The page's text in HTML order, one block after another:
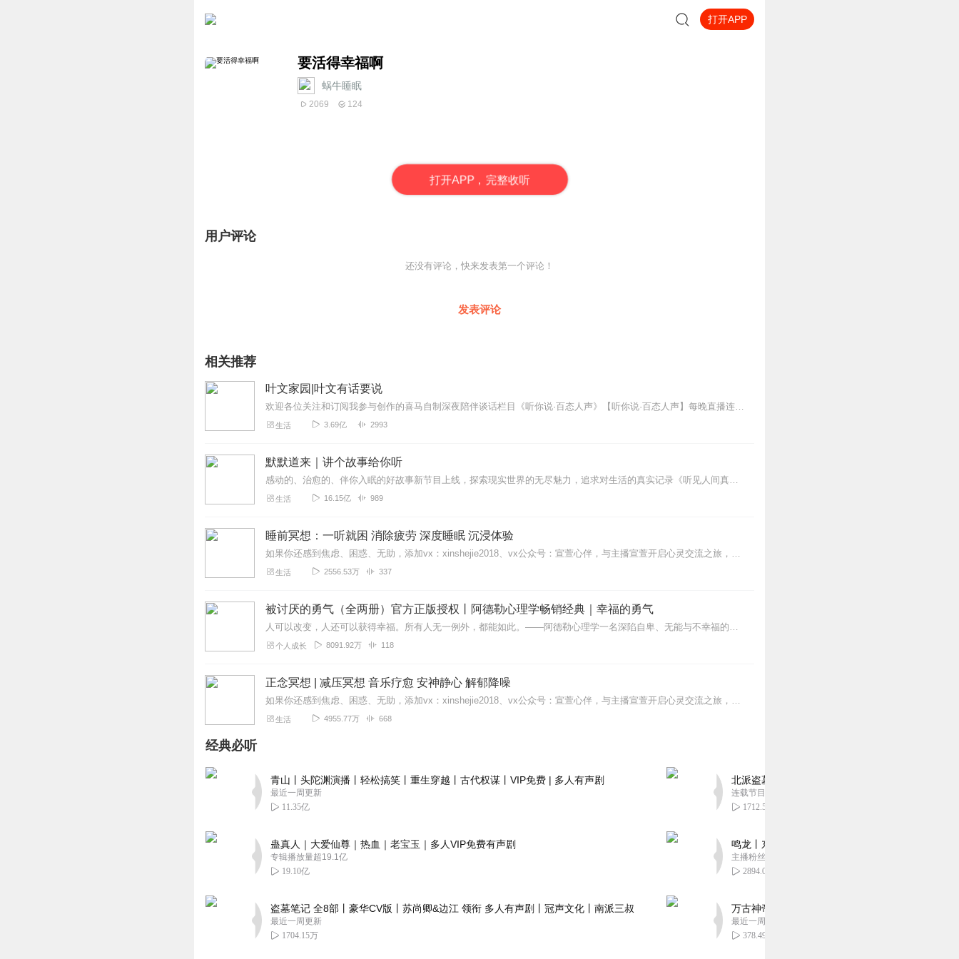
打开APP
要活得幸福啊
蜗牛睡眠
2069 124
打开APP，完整收听
用户评论
还没有评论，快来发表第一个评论！
发表评论
相关推荐
叶文家园|叶文有话要说
欢迎各位关注和订阅我参与创作的喜马自制深夜陪伴谈话栏目《听你说·百态人声》【听你说·百态人声】每晚直播连线真实人间故事|叶文现场互动中|人间冷暖，抱团取暖每周...
生活 3.69亿 2993
默默道来｜讲个故事给你听
感动的、治愈的、伴你入眠的好故事新节目上线，探索现实世界的无尽魅力，追求对生活的真实记录《听见人间真相》（点击名称，直达专辑）网易人间故事集持续更新中，邀您关注...
生活 16.15亿 989
睡前冥想：一听就困 消除疲劳 深度睡眠 沉浸体验
如果你还感到焦虑、困惑、无助，添加vx：xinshejie2018、vx公众号：宣萱心伴，与主播宣萱开启心灵交流之旅，共建温暖的精神家园！如果你喜欢我的内容，请...
生活 2556.53万 337
被讨厌的勇气（全两册）官方正版授权丨阿德勒心理学畅销经典｜幸福的勇气
人可以改变，人还可以获得幸福。所有人无一例外，都能如此。——阿德勒心理学一名深陷自卑、无能与不幸福的青年，听到了一名哲人主张的“世界无比单纯，人人都能幸福”便来...
个人成长 8091.92万 118
正念冥想 | 减压冥想 音乐疗愈 安神静心 解郁降噪
如果你还感到焦虑、困惑、无助，添加vx：xinshejie2018、vx公众号：宣萱心伴，与主播宣萱开启心灵交流之旅，共建温暖的精神家园！如果你喜欢我的内容，请...
生活 4955.77万 668
经典必听
青山丨头陀渊演播丨轻松搞笑丨重生穿越丨古代权谋丨VIP免费 | 多人有声剧
最近一周更新
11.35亿
蛊真人｜大爱仙尊｜热血｜老宝玉｜多人VIP免费有声剧
专辑播放量超19.1亿
19.10亿
盗墓笔记 全8部丨豪华CV版丨苏尚卿&边江 领衔 多人有声剧丨冠声文化丨南派三叔
最近一周更新
1704.15万
北派盗墓笔记丨头陀渊出品丨悬疑灵异丨摸金校尉
连载节目超五百集
1712.56万
鸣龙丨东方玄幻丨紫襟团队丨轻松搞笑丨多人有声
主播粉丝2836万
2894.04万
万古神帝丨玄幻丨热血丨紫襟团队演播丨多人有声
最近一周更新
378.49万